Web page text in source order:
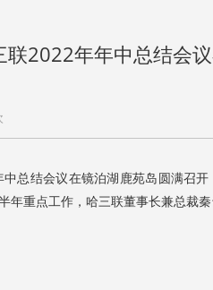
2022年年中总结会
结会议在镜泊湖鹿苑岛圆满召开
年重点工作，哈三联董事长兼总裁